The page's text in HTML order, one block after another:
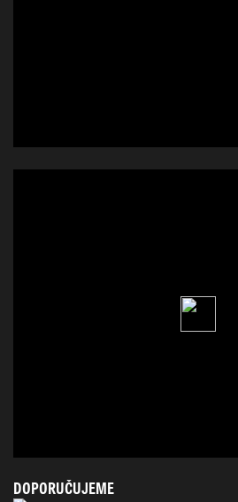
DOPORUČUJEME